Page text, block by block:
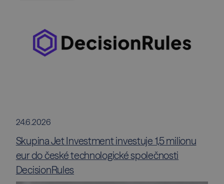
24.6.2026
Skupina Jet Investment investuje 1,5 milionu
eur do české technologické společnosti
DecisionRules